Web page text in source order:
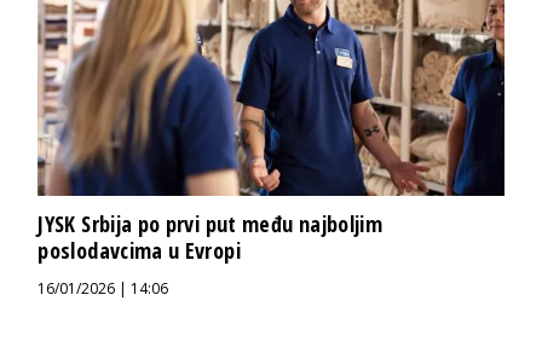
JYSK Srbija po prvi put među najboljim
poslodavcima u Evropi
16/01/2026 | 14:06